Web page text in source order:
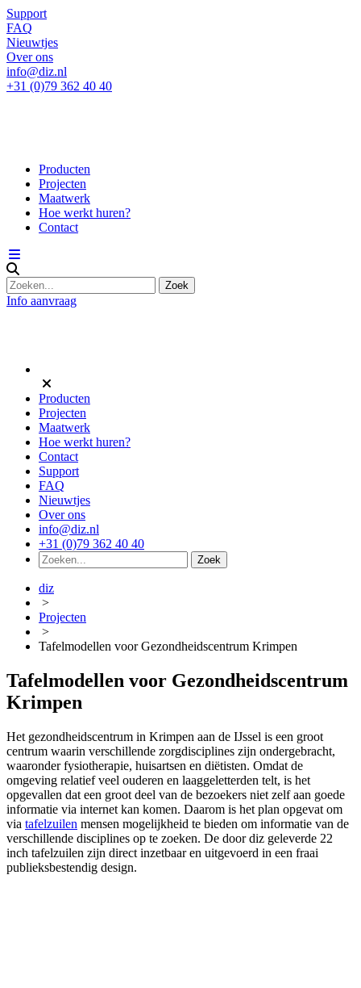
Support
FAQ
Nieuwtjes
Over ons
info@diz.nl
+31 (0)79 362 40 40
Producten
Projecten
Maatwerk
Hoe werkt huren?
Contact
Info aanvraag
Producten
Projecten
Maatwerk
Hoe werkt huren?
Contact
Support
FAQ
Nieuwtjes
Over ons
info@diz.nl
+31 (0)79 362 40 40
diz
>
Projecten
>
Tafelmodellen voor Gezondheidscentrum Krimpen
Tafelmodellen voor Gezondheidscentrum
Krimpen
Het gezondheidscentrum in Krimpen aan de IJssel is een groot
centrum waarin verschillende zorgdisciplines zijn ondergebracht,
waaronder fysiotherapie, huisartsen en diëtisten. Omdat de
omgeving relatief veel ouderen en laaggeletterden telt, is het
opgevallen dat een groot deel van de bezoekers niet zelf aan goede
informatie via internet kan komen. Daarom is het plan opgevat om
via tafelzuilen mensen mogelijkheid te bieden om informatie van de
verschillende disciplines op te zoeken. De door diz geleverde 22
inch tafelzuilen zijn direct inzetbaar en uitgevoerd in een fraai
publieksbestendig design.